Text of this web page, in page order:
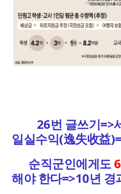
26번 글쓰기=>
일실수익(逸失收益
순직군인에게도
해야 한다=>10년 경